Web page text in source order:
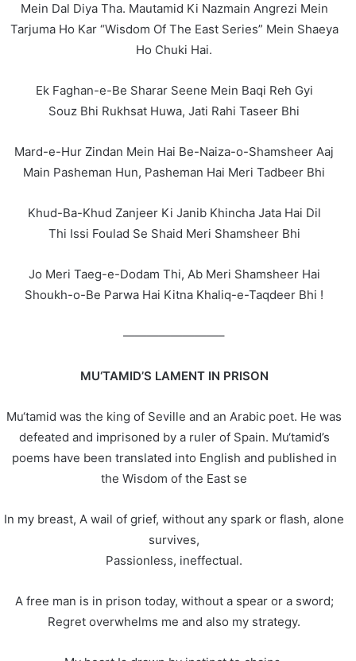
Mein Dal Diya Tha. Mautamid Ki Nazmain Angrezi Mein
Tarjuma Ho Kar “Wisdom Of The East Series” Mein Shaeya
Ho Chuki Hai.
Ek Faghan-e-Be Sharar Seene Mein Baqi Reh Gyi
Souz Bhi Rukhsat Huwa, Jati Rahi Taseer Bhi
Mard-e-Hur Zindan Mein Hai Be-Naiza-o-Shamsheer Aaj
Main Pasheman Hun, Pasheman Hai Meri Tadbeer Bhi
Khud-Ba-Khud Zanjeer Ki Janib Khincha Jata Hai Dil
Thi Issi Foulad Se Shaid Meri Shamsheer Bhi
Jo Meri Taeg-e-Dodam Thi, Ab Meri Shamsheer Hai
Shoukh-o-Be Parwa Hai Kitna Khaliq-e-Taqdeer Bhi !
————————–
MU‘TAMID’S LAMENT IN PRISON
Mu‘tamid was the king of Seville and an Arabic poet. He was
defeated and imprisoned by a ruler of Spain. Mu‘tamid’s
poems have been translated into English and published in
the Wisdom of the East se
In my breast, A wail of grief, without any spark or flash, alone
survives,
Passionless, ineffectual.
A free man is in prison today, without a spear or a sword;
Regret overwhelms me and also my strategy.